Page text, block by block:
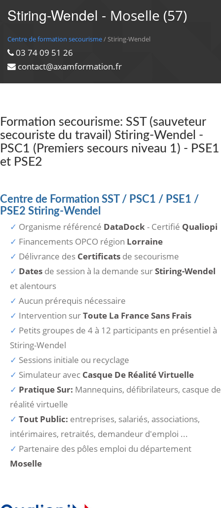
Stiring-Wendel - Moselle (57)
Centre de formation secourisme/ Stiring-Wendel
03 74 09 51 26
contact@axamformation.fr
Formation secourisme: SST (sauveteur
secouriste du travail) Stiring-Wendel -
PSC1 (Premiers secours niveau 1) - PSE1
et PSE2
Centre de Formation SST / PSC1 / PSE1 /
PSE2 Stiring-Wendel
Organisme référencé DataDock- Certifié Qualiopi
Financements OPCO région Lorraine
Délivrance des Certificats de secourisme
Dates de session à la demande surStiring-Wendel
et alentours
Aucun prérequis nécessaire
Intervention surToute La France Sans Frais
Petits groupes de 4 à 12 participants en présentiel à
Stiring-Wendel
Sessions initiale ou recyclage
Simulateur avec Casque De Réalité Virtuelle
Pratique Sur: Mannequins, défibrilateurs, casque de
réalité virtuelle
Tout Public: entreprises, salariés, associations,
intérimaires, retraités, demandeur d'emploi ...
Partenaire des pôles emploi du département
Moselle